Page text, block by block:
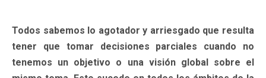
Todos sabemos lo agotador y arriesgado que resulta
tener que tomar decisiones parciales cuando no
tenemos un objetivo o una visión global sobre el